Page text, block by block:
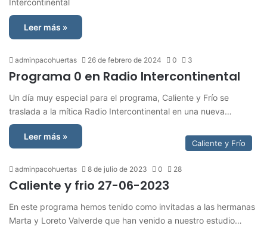
Intercontinental
Leer más »
adminpacohuertas 26 de febrero de 2024 0 3
Programa 0 en Radio Intercontinental
Un día muy especial para el programa, Caliente y Frío se
traslada a la mítica Radio Intercontinental en una nueva…
Leer más »
Caliente y Frío
adminpacohuertas 8 de julio de 2023 0 28
Caliente y frio 27-06-2023
En este programa hemos tenido como invitadas a las hermanas
Marta y Loreto Valverde que han venido a nuestro estudio…